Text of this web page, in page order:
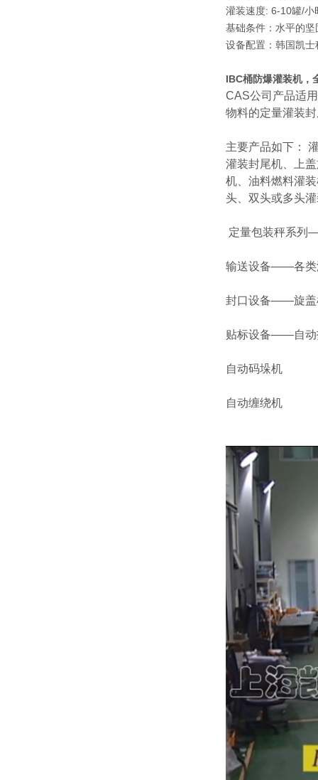
灌装速度: 6-10罐/小
基础条件：水平的
设备配置：韩国凯士
IBC桶防爆灌装机，
CAS公司产品适
物料的定量灌装
主要产品如下：
灌装封尾机、上
机、油料燃料灌
头、双头或多头
定量包装秤系列
输送设备——各类
封口设备——旋盖
贴标设备——自动
自动码垛机
自动缠绕机